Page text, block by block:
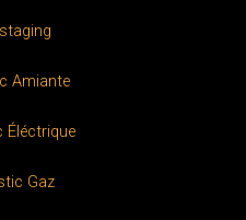
Amiante
Éléctrique
Gaz